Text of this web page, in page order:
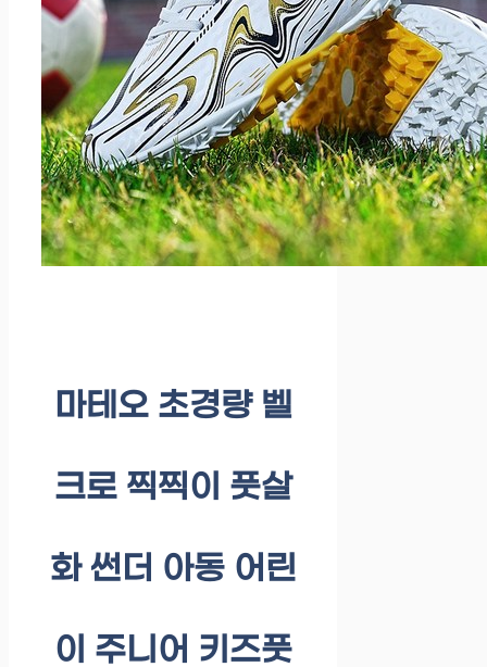
마테오 초경량 벨
크로 찍찍이 풋살
화 썬더 아동 어린
이 주니어 키즈풋